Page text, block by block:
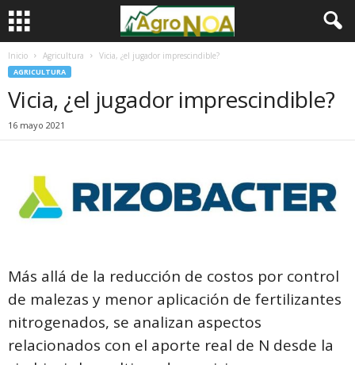
Inicio Agricultura Vicia, ¿el jugador imprescindible?
AGRICULTURA
Vicia, ¿el jugador imprescindible?
16 mayo 2021
Más allá de la reducción de costos por control
de malezas y menor aplicación de fertilizantes
nitrogenados, se analizan aspectos
relacionados con el aporte real de N desde la